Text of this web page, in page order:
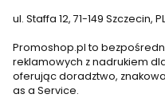
ul. Staffa 12, 71-149 Szczecin, PL
Promoshop.pl to
reklamowych z nadrukiem
oferując doradztwo,
as a Service.